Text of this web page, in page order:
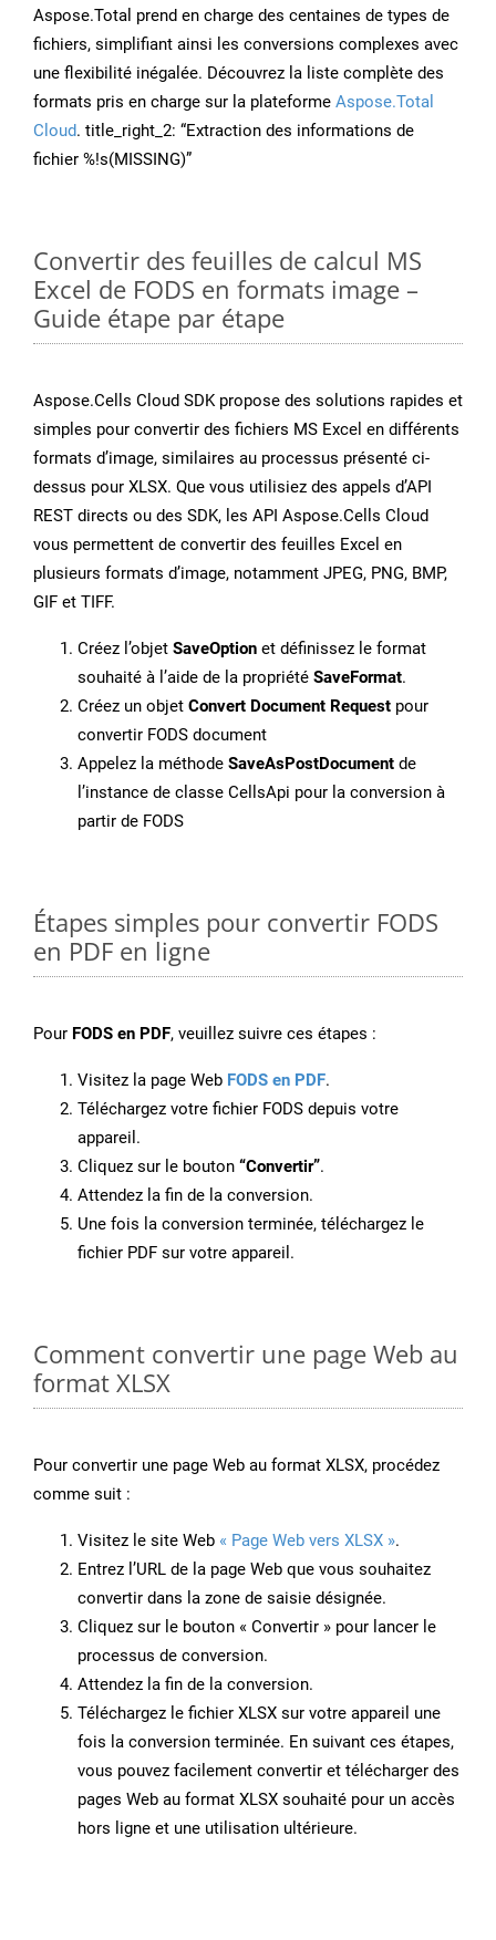
Aspose.Total prend en charge des centaines de types de
fichiers, simplifiant ainsi les conversions complexes avec
une flexibilité inégalée. Découvrez la liste complète des
formats pris en charge sur la plateforme Aspose.Total
Cloud. title_right_2: “Extraction des informations de
fichier %!s(MISSING)”
Convertir des feuilles de calcul MS
Excel de FODS en formats image –
Guide étape par étape
Aspose.Cells Cloud SDK propose des solutions rapides et
simples pour convertir des fichiers MS Excel en différents
formats d’image, similaires au processus présenté ci-
dessus pour XLSX. Que vous utilisiez des appels d’API
REST directs ou des SDK, les API Aspose.Cells Cloud
vous permettent de convertir des feuilles Excel en
plusieurs formats d’image, notamment JPEG, PNG, BMP,
GIF et TIFF.
Créez l’objet SaveOption et définissez le format
souhaité à l’aide de la propriété SaveFormat.
Créez un objet Convert Document Request pour
convertir FODS document
Appelez la méthode SaveAsPostDocument de
l’instance de classe CellsApi pour la conversion à
partir de FODS
Étapes simples pour convertir FODS
en PDF en ligne
Pour FODS en PDF, veuillez suivre ces étapes :
Visitez la page Web FODS en PDF.
Téléchargez votre fichier FODS depuis votre
appareil.
Cliquez sur le bouton “Convertir”.
Attendez la fin de la conversion.
Une fois la conversion terminée, téléchargez le
fichier PDF sur votre appareil.
Comment convertir une page Web au
format XLSX
Pour convertir une page Web au format XLSX, procédez
comme suit :
Visitez le site Web « Page Web vers XLSX ».
Entrez l’URL de la page Web que vous souhaitez
convertir dans la zone de saisie désignée.
Cliquez sur le bouton « Convertir » pour lancer le
processus de conversion.
Attendez la fin de la conversion.
Téléchargez le fichier XLSX sur votre appareil une
fois la conversion terminée. En suivant ces étapes,
vous pouvez facilement convertir et télécharger des
pages Web au format XLSX souhaité pour un accès
hors ligne et une utilisation ultérieure.